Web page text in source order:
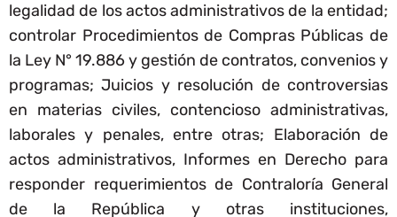
legalidad de los actos administrativos de la entidad;
controlar Procedimientos de Compras Públicas de
la Ley N° 19.886 y gestión de contratos, convenios y
programas; Juicios y resolución de controversias
en materias civiles, contencioso administrativas,
laborales y penales, entre otras; Elaboración de
actos administrativos, Informes en Derecho para
responder requerimientos de Contraloría General
de la República y otras instituciones,